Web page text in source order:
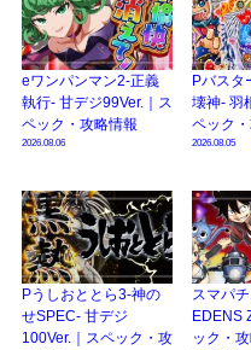
eワンパンマン2-正義
執行- 甘デジ99Ver.｜ス
ペック・攻略情報
2026.08.06
Pバスタ
壊神- 羽
ペック
2026.08.05
Pうしおととら3-神の
せSPEC- 甘デジ
100Ver.｜スペック・攻
スマパ
EDENS
ック・